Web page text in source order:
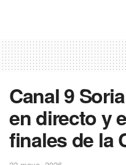
Canal 9
en directo y
finales de la